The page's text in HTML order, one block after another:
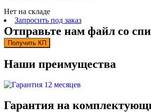
Нет на складе
Запросить под заказ
Отправьте нам файл со
Получить КП
Наши преимущества
Гарантия на